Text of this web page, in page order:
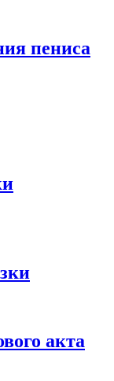
пениса
акта